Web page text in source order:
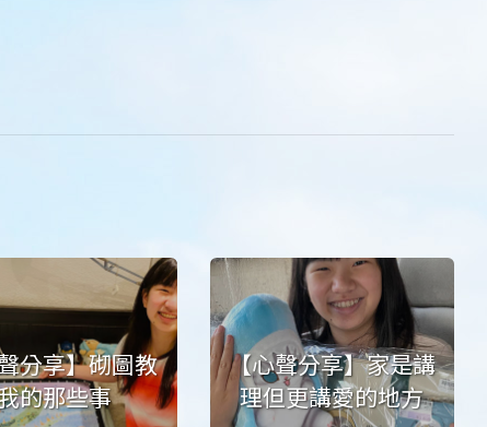
聲分享】砌圖教
的那些事
【心聲分享】家是講
理但更講愛的地方